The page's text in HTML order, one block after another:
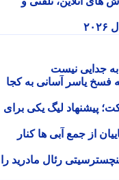
نیست
یاسر آسانی به کجا
لیگ یکی برای
از جمع آبی ها کنار
رئال مادرید را